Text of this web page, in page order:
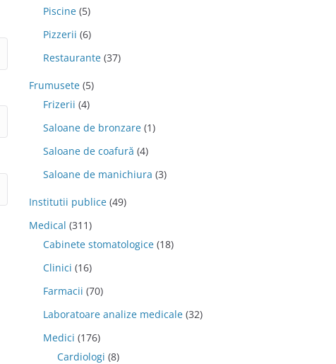
Piscine (5)
Pizzerii (6)
Restaurante (37)
Frumusete (5)
Frizerii (4)
Saloane de bronzare (1)
Saloane de coafură (4)
Saloane de manichiura (3)
Institutii publice (49)
Medical (311)
Cabinete stomatologice (18)
Clinici (16)
Farmacii (70)
Laboratoare analize medicale (32)
Medici (176)
Cardiologi (8)